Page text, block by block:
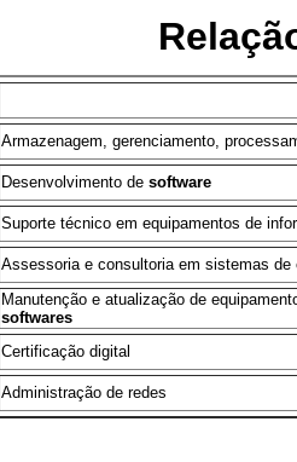
Armazenagem, gerenciamento,
Desenvolvimento de software
Suporte técnico em equipamentos de
Assessoria e consultoria em sistemas
Manutenção e atualização de
softwares
Certificação digital
Administração de redes